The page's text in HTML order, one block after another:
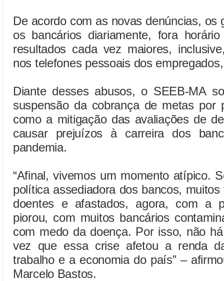
De acordo com as novas denúncias, os
os bancários diariamente, fora
resultados cada vez maiores,
nos telefones pessoais dos
Diante desses abusos, o SEEB-MA
suspensão da cobrança de metas por
como a mitigação das avaliações de
causar prejuízos à carreira dos
pandemia.
“Afinal, vivemos um momento atípico.
política assediadora dos bancos,
doentes e afastados, agora, com a
piorou, com muitos bancários
com medo da doença. Por isso, não
vez que essa crise afetou a renda
trabalho e a economia do país” –
Marcelo Bastos.